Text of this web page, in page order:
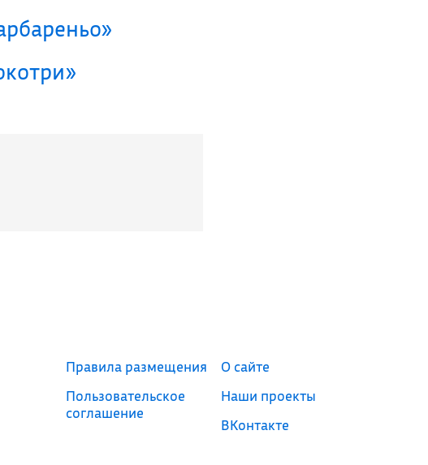
Правила размещения
Пользовательское
соглашение
О сайте
Наши проекты
ВКонтакте